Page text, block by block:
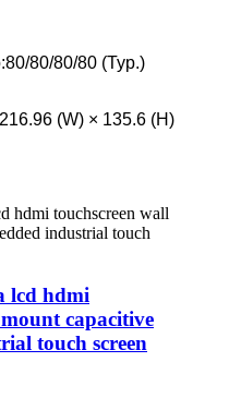
80/80/80 (Typ.)
(W) × 135.6 (H)
lcd hdmi
capacitive
touch screen